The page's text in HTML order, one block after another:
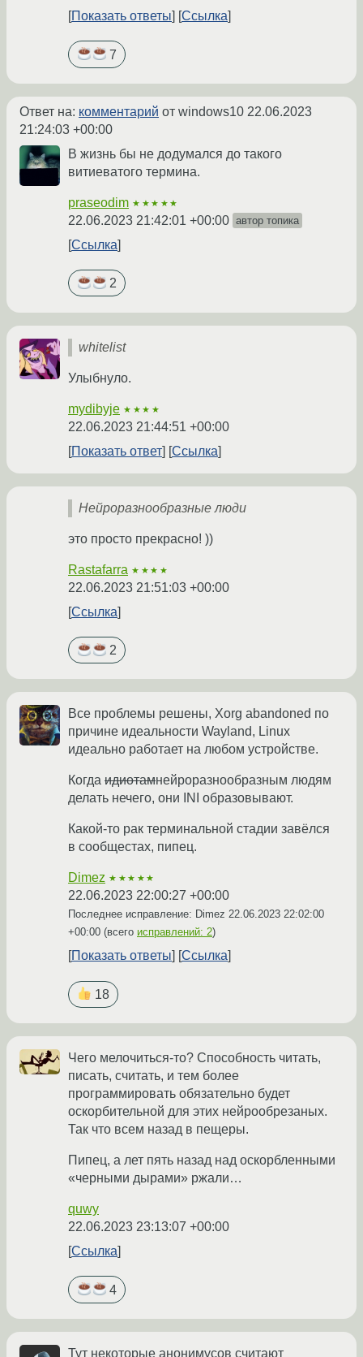
Показать ответы
Ссылка
7
Ответ на: комментарий от windows10 22.06.2023
21:24:03 +00:00
В жизнь бы не додумался до такого
витиеватого термина.
praseodim ★★★★★
22.06.2023 21:42:01 +00:00 автор топика
Ссылка
2
whitelist
Улыбнуло.
mydibyje ★★★★
22.06.2023 21:44:51 +00:00
Показать ответ
Ссылка
Нейроразнообразные люди
это просто прекрасно! ))
Rastafarra ★★★★
22.06.2023 21:51:03 +00:00
Ссылка
2
Все проблемы решены, Xorg abandoned по
причине идеальности Wayland, Linux
идеально работает на любом устройстве.
Когда идиотамнейроразнообразным людям
делать нечего, они INI образовывают.
Какой-то рак терминальной стадии завёлся
в сообщестах, пипец.
Dimez ★★★★★
22.06.2023 22:00:27 +00:00
Последнее исправление: Dimez 22.06.2023 22:02:00
+00:00 (всего исправлений: 2)
Показать ответы Ссылка
18
Чего мелочиться-то? Способность читать,
писать, считать, и тем более
программировать обязательно будет
оскорбительной для этих нейрообрезаных.
Так что всем назад в пещеры.
Пипец, а лет пять назад над оскорбленными
«черными дырами» ржали…
quwy
22.06.2023 23:13:07 +00:00
Ссылка
4
Тут некоторые анонимусов считают